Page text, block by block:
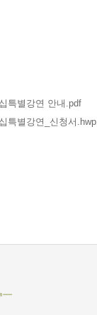
특별강연 안내.pdf
특별강연_신청서.hwp